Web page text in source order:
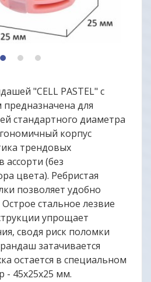
1 2 3
"CELL PASTEL" с
для
стандартного диаметра
корпус
трендовых
ассорти (без
цвета). Ребристая
позволяет удобно
стальное лезвие
упрощает
сводя риск поломки
затачивается
остается в специальном
- 45х25х25 мм.